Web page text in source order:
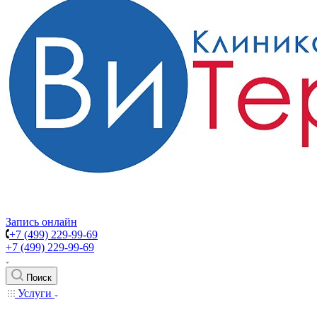
Запись онлайн
+7 (499) 229-99-69
+7 (499) 229-99-69
Поиск
Услуги